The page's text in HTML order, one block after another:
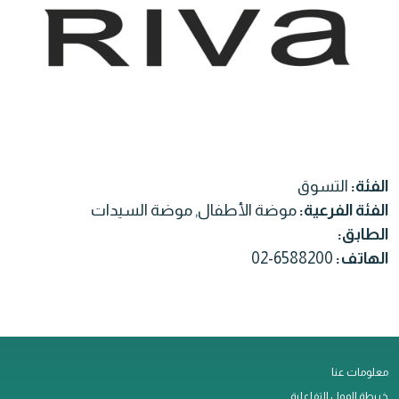
الفئة: التسوق
الفئة الفرعية: موضة الأطفال, موضة السيدات
الطابق:
الهاتف: 02-6588200
معلومات عنا
خريطة المول التفاعلية